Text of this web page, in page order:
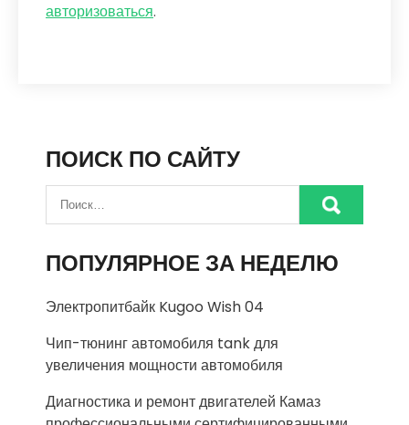
авторизоваться.
ПОИСК ПО САЙТУ
ПОПУЛЯРНОЕ ЗА НЕДЕЛЮ
Электропитбайк Kugoo Wish 04
Чип-тюнинг автомобиля tank для
увеличения мощности автомобиля
Диагностика и ремонт двигателей Камаз